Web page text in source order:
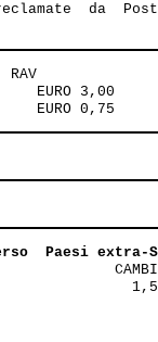
da
3,00
Paesi extra-
CAMBIO